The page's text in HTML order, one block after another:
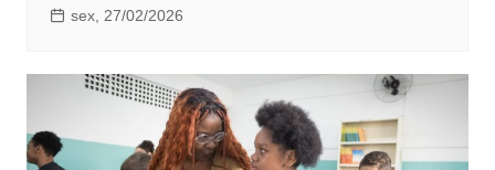
sex, 27/02/2026